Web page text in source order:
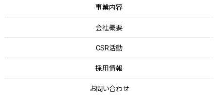
事業内容
会社概要
CSR活動
採用情報
お問い合わせ